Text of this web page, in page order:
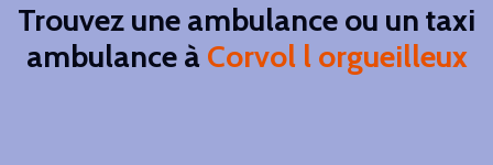
Trouvez une ambulance ou un taxi
ambulance à Corvol l orgueilleux